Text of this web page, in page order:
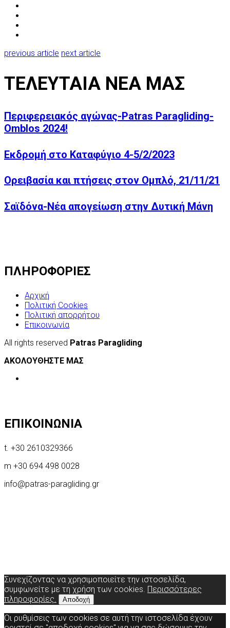
previous article next article
ΤΕΛΕΥΤΑΙΑ ΝΕΑ ΜΑΣ
Περιφερειακός αγώνας-Patras Paragliding-
Omblos 2024!
Εκδρομή στο Καταφύγιο 4-5/2/2023
Ορειβασία και πτήσεις στον Ομπλό, 21/11/21
Σαϊδόνα-Νέα απογείωση στην Δυτική Μάνη
ΠΛΗΡΟΦΟΡΙΕΣ
Αρχική
Πολιτική Cookies
Πολιτική απορρήτου
Επικοινωνία
All rights reserved Patras Paragliding
ΑΚΟΛΟΥΘΗΣΤΕ ΜΑΣ
ΕΠΙΚΟΙΝΩΝΙΑ
t. +30 2610329366
m +30 694 498 0028
info@patras-paragliding.gr
Συνεχίζοντας να χρησιμοποιείτε την ιστοσελίδα,
συμφωνείτε με τη χρήση των cookies. Περισσότερες
πληροφορίες.
Αποδοχή
Οι ρυθμίσεις των cookies σε αυτή την ιστοσελίδα έχουν